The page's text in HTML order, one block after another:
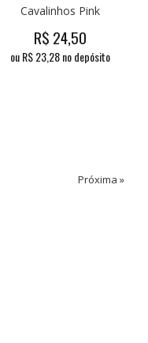
Cavalinhos Pink
R$ 24,50
ou R$23,28 no depósito
Próxima »